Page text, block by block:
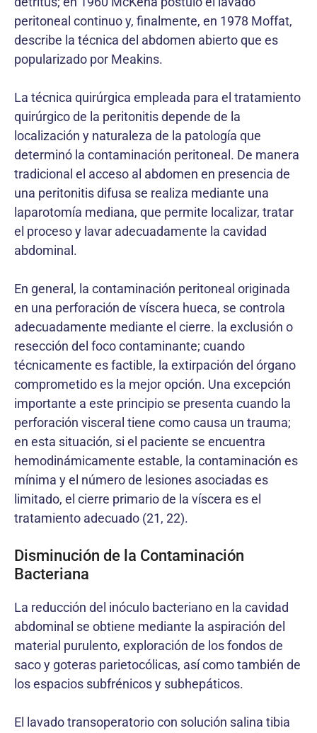
peritoneal continuo y, finalmente, en 1978 Moffat,
describe la técnica del abdomen abierto que es
popularizado por Meakins.
La técnica quirúrgica empleada para el tratamiento
quirúrgico de la peritonitis depende de la
localización y naturaleza de la patología que
determinó la contaminación peritoneal. De manera
tradicional el acceso al abdomen en presencia de
una peritonitis difusa se realiza mediante una
laparotomía mediana, que permite localizar, tratar
el proceso y lavar adecuadamente la cavidad
abdominal.
En general, la contaminación peritoneal originada
en una perforación de víscera hueca, se controla
adecuadamente mediante el cierre. la exclusión o
resección del foco contaminante; cuando
técnicamente es factible, la extirpación del órgano
comprometido es la mejor opción. Una excepción
importante a este principio se presenta cuando la
perforación visceral tiene como causa un trauma;
en esta situación, si el paciente se encuentra
hemodinámicamente estable, la contaminación es
mínima y el número de lesiones asociadas es
limitado, el cierre primario de la víscera es el
tratamiento adecuado (21, 22).
Disminución de la Contaminación
Bacteriana
La reducción del inóculo bacteriano en la cavidad
abdominal se obtiene mediante la aspiración del
material purulento, exploración de los fondos de
saco y goteras parietocólicas, así como también de
los espacios subfrénicos y subhepáticos.
El lavado transoperatorio con solución salina tibia